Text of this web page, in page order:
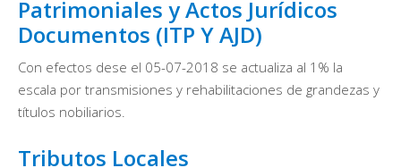
Patrimoniales y Actos Jurídicos
Documentos (ITP Y AJD)
Con efectos dese el 05-07-2018 se actualiza al 1% la
escala por transmisiones y rehabilitaciones de grandezas y
títulos nobiliarios.
Tributos Locales